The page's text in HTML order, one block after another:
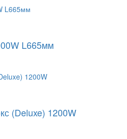
L665мм
(Deluxe) 1200W